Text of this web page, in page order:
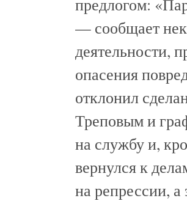
— сообщает
деятельности,
опасения
отклонил
Треповым и
на службу и,
вернулся к
на репрессии, а